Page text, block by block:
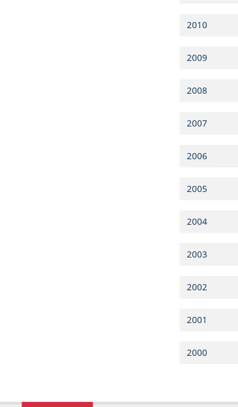
2010
2009
2008
2007
2006
2005
2004
2003
2002
2001
2000